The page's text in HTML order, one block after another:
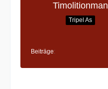
Timolitionman
Tripel As
Beiträge